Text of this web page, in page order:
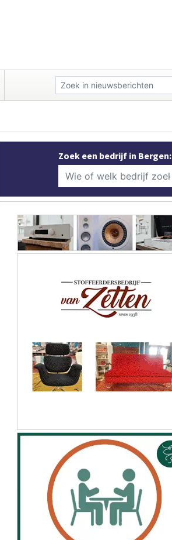
Zoek een bedrijf in Bergen: